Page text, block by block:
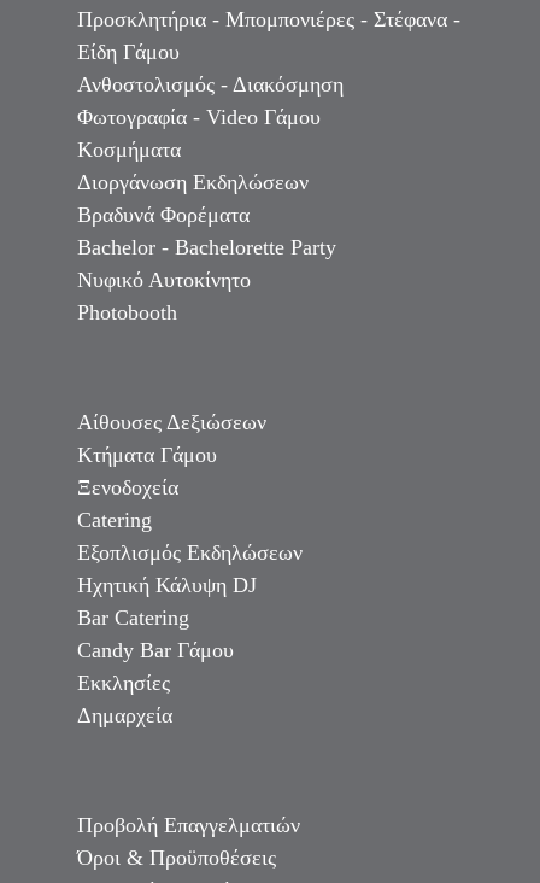
Προσκλητήρια - Μπομπονιέρες - Στέφανα -
Είδη Γάμου
Ανθοστολισμός - Διακόσμηση
Φωτογραφία - Video Γάμου
Κοσμήματα
Διοργάνωση Εκδηλώσεων
Βραδυνά Φορέματα
Bachelor - Bachelorette Party
Νυφικό Αυτοκίνητο
Photobooth
Αίθουσες Δεξιώσεων
Κτήματα Γάμου
Ξενοδοχεία
Catering
Εξοπλισμός Εκδηλώσεων
Ηχητική Κάλυψη DJ
Bar Catering
Candy Bar Γάμου
Εκκλησίες
Δημαρχεία
Προβολή Επαγγελματιών
Όροι & Προϋποθέσεις